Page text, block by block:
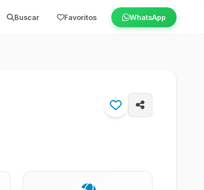
Buscar Favoritos WhatsApp